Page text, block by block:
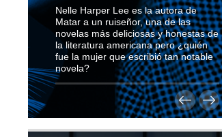
Nelle Harper Lee es la autora de
Matar a un ruiseñor, una de las
novelas más deliciosas y honestas de
la literatura americana pero ¿quién
fue la mujer que escribió tan notable
novela?